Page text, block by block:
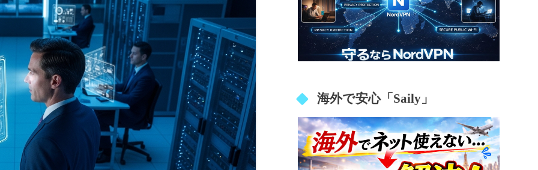
海外で安心「Saily」